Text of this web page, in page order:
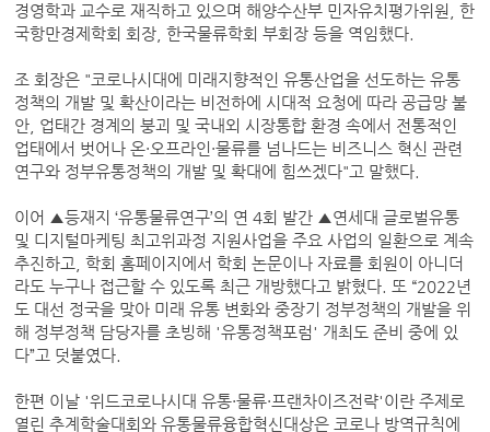
경영학과 교수로 재직하고 있으며 해양수산부 민자유치평가위원, 한
국항만경제학회 회장, 한국물류학회 부회장 등을 역임했다.
조 회장은 "코로나시대에 미래지향적인 유통산업을 선도하는 유통
정책의 개발 및 확산이라는 비전하에 시대적 요청에 따라 공급망 불
안, 업태간 경계의 붕괴 및 국내외 시장통합 환경 속에서 전통적인
업태에서 벗어나 온·오프라인·물류를 넘나드는 비즈니스 혁신 관련
연구와 정부유통정책의 개발 및 확대에 힘쓰겠다"고 말했다.
이어 ▲등재지 ‘유통물류연구’의 연 4회 발간 ▲연세대 글로벌유통
및 디지털마케팅 최고위과정 지원사업을 주요 사업의 일환으로 계속
추진하고, 학회 홈페이지에서 학회 논문이나 자료를 회원이 아니더
라도 누구나 접근할 수 있도록 최근 개방했다고 밝혔다. 또 “2022년
도 대선 정국을 맞아 미래 유통 변화와 중장기 정부정책의 개발을 위
해 정부정책 담당자를 초빙해 '유통정책포럼' 개최도 준비 중에 있
다”고 덧붙였다.
한편 이날 '위드코로나시대 유통·물류·프랜차이즈전략'이란 주제로
열린 추계학술대회와 유통물류융합혁신대상은 코로나 방역규칙에